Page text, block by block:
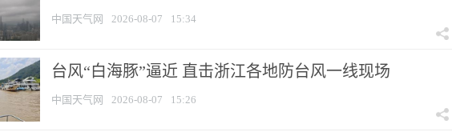
中国天气网 2026-08-07 15:34
台风“白海豚”逼近 直击浙江各地防台风一线现场
中国天气网 2026-08-07 15:26